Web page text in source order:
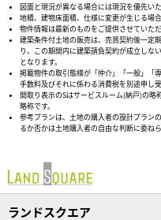
図面と現況が異なる場合には現況を優先いた
地積、建物床面積、仕様に変更が生じる場合
物件情報は最新のものをご提供させていた
建築条件付土地の販売は、売買契約後一定
り、この期間内に建築請負契約が成立しな
となります。
掲載物件の取引態様が「仲介」「一般」「
手数料及びそれに係わる消費税を別途申し受
間取り表示のSはサービスルーム(納戸)の略
略称です。
参考プランは、土地の購入者の設計プラン
るか否かは土地購入者の自由な判断に委ねら
ランドスクエア